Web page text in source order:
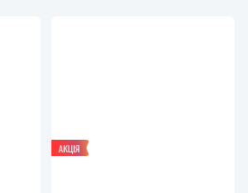
АКЦІЯ